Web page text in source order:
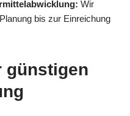
Wir
bis zur Einreichung
günstigen